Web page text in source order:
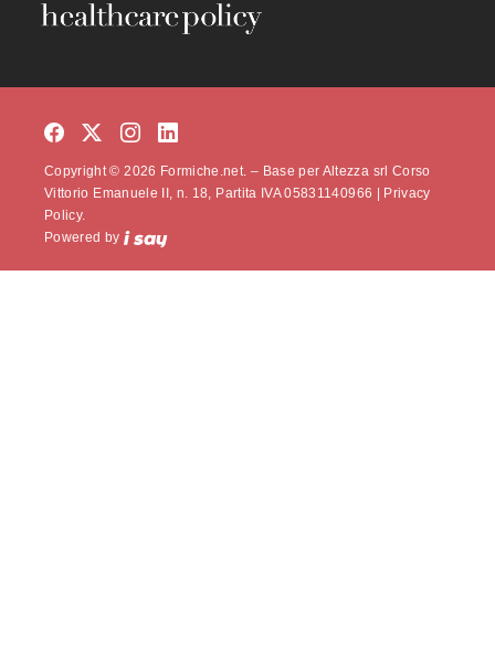
Copyright © 2026 Formiche.net. – Base per Altezza srl Corso
Vittorio Emanuele II, n. 18, Partita IVA 05831140966 |
Privacy
Policy.
Powered by